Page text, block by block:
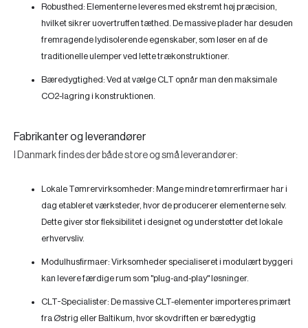
Robusthed: Elementerne leveres med ekstremt høj præcision,
hvilket sikrer uovertruffen tæthed. De massive plader har desuden
fremragende lydisolerende egenskaber, som løser en af de
traditionelle ulemper ved lette trækonstruktioner.
Bæredygtighed: Ved at vælge CLT opnår man den maksimale
CO2-lagring i konstruktionen.
Fabrikanter og leverandører
I Danmark findes der både store og små leverandører:
Lokale Tømrervirksomheder: Mange mindre tømrerfirmaer har i
dag etableret værksteder, hvor de producerer elementerne selv.
Dette giver stor fleksibilitet i designet og understøtter det lokale
erhvervsliv.
Modulhusfirmaer: Virksomheder specialiseret i modulært byggeri
kan levere færdige rum som "plug-and-play" løsninger.
CLT-Specialister: De massive CLT-elementer importeres primært
fra Østrig eller Baltikum, hvor skovdriften er bæredygtig